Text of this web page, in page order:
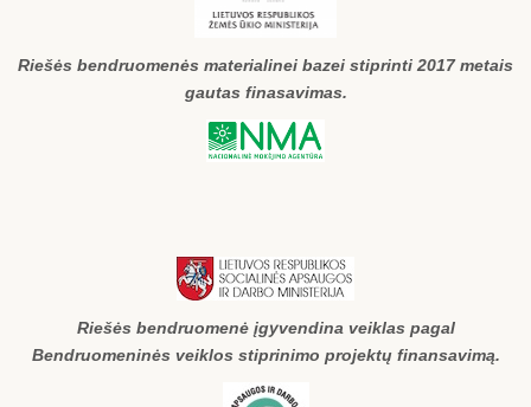
Riešės bendruomenės materialinei bazei stiprinti 2017 metais
gautas finasavimas.
Riešės bendruomenė įgyvendina veiklas pagal
Bendruomeninės veiklos stiprinimo projektų finansavimą.